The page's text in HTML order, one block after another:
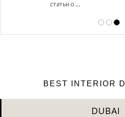
BEST INTERIOR
DUBAI